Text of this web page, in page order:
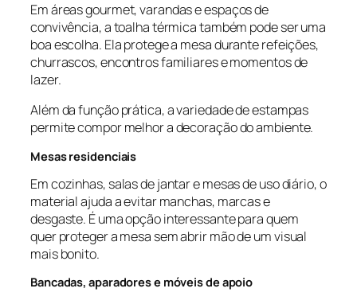
Em áreas gourmet, varandas e espaços de
convivência, a toalha térmica também pode ser uma
boa escolha. Ela protege a mesa durante refeições,
churrascos, encontros familiares e momentos de
lazer.
Além da função prática, a variedade de estampas
permite compor melhor a decoração do ambiente.
Mesas residenciais
Em cozinhas, salas de jantar e mesas de uso diário, o
material ajuda a evitar manchas, marcas e
desgaste. É uma opção interessante para quem
quer proteger a mesa sem abrir mão de um visual
mais bonito.
Bancadas, aparadores e móveis de apoio